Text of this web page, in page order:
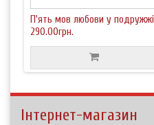
П'ять мов любови у подружжі
290.00грн.
Інтернет-магазин